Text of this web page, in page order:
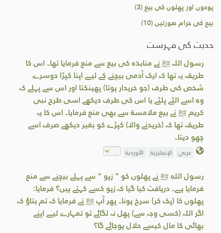
پودوں اور پھلوں کی بیع (3)
بیع کی حرام صورتیں (10)
حدیث کی فہرست
رسول اللہ ﷺ نے منابذہ کی بیع سے منع فرمایا تھا۔ اس کا
طریقہ یہ تھا کہ ایک آدمی بیچنے کے لیے اپنا کپڑا دوسرے
شخص کی طرف (جو خریدار ہوتا) پھینکتا اور اس سے پہلے کہ
وہ اسے الٹے پلٹے یا اس کی طرف دیکھے اسی طرح نبی
کریم ﷺ نے بیع ملامسۃ سے بھی منع فرمایا۔ اس کا یہ
طریقہ تھا کہ (خریدنے والا) کپڑے کو بغیر دیکھے صرف اسے
چھو دیتا۔
عربي الإنجليزية الأوردية
رسول الله ﷺ نے پھلوں کو ” زہو “ سے پہلے بیچنے سے منع
فرمایا ہے۔ دریافت کیا گیا کہ زہو کسے کہتے ہیں؟ فرمایا:
پھلوں کا (پک کر) سرخ ہونا۔ پھر آپ ﷺ نے فرمایا کہ تم بتاؤ کہ
اگر اللہ (کسی وجہ سے) پھل نہ لگائے تو تمہارے لیے اپنے
بھائی کا مال کیسے حلال ہوجائے گا؟